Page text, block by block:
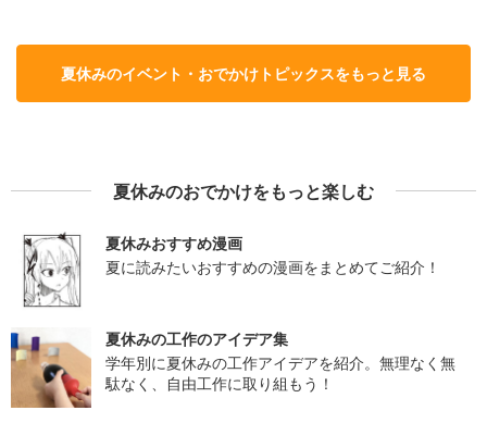
夏休みのイベント・おでかけトピックスをもっと見る
夏休みのおでかけをもっと楽しむ
夏休みおすすめ漫画
夏に読みたいおすすめの漫画をまとめてご紹介！
夏休みの工作のアイデア集
学年別に夏休みの工作アイデアを紹介。無理なく無
駄なく、自由工作に取り組もう！